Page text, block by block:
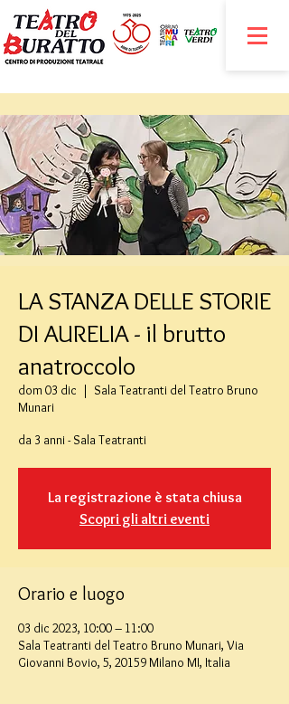
LA STANZA DELLE STORIE
DI AURELIA - il brutto
anatroccolo
dom 03 dic
  |
Sala Teatranti del Teatro Bruno
Munari
da 3 anni - Sala Teatranti
La registrazione è stata chiusa
Scopri gli altri eventi
Orario e luogo
03 dic 2023, 10:00 – 11:00
Sala Teatranti del Teatro Bruno Munari, Via
Giovanni Bovio, 5, 20159 Milano MI, Italia